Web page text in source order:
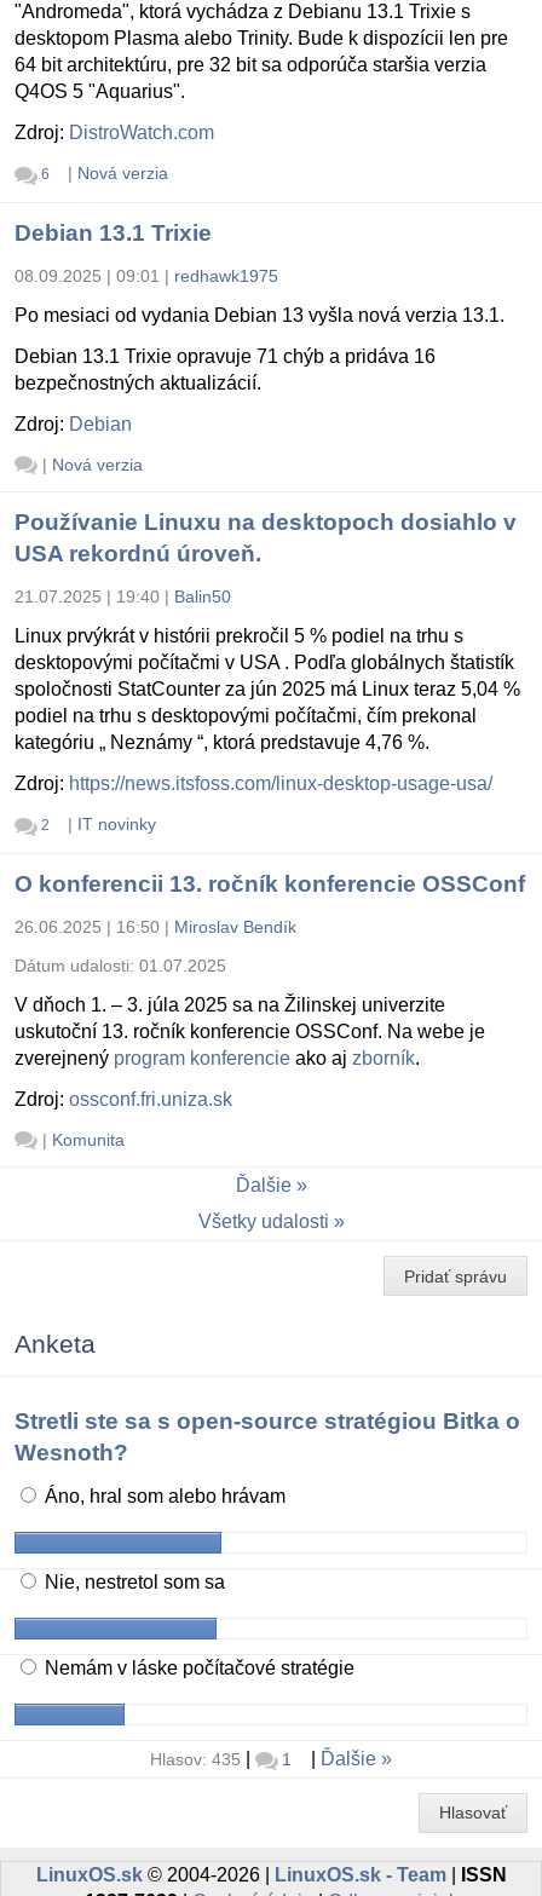
"Andromeda", ktorá vychádza z Debianu 13.1 Trixie s
desktopom Plasma alebo Trinity. Bude k dispozícii len pre
64 bit architektúru, pre 32 bit sa odporúča staršia verzia
Q4OS 5 "Aquarius".
Zdroj: DistroWatch.com
6 | Nová verzia
Debian 13.1 Trixie
08.09.2025 | 09:01 | redhawk1975
Po mesiaci od vydania Debian 13 vyšla nová verzia 13.1.
Debian 13.1 Trixie opravuje 71 chýb a pridáva 16
bezpečnostných aktualizácií.
Zdroj: Debian
| Nová verzia
Používanie Linuxu na desktopoch dosiahlo v
USA rekordnú úroveň.
21.07.2025 | 19:40 | Balin50
Linux prvýkrát v histórii prekročil 5 % podiel na trhu s
desktopovými počítačmi v USA . Podľa globálnych štatistík
spoločnosti StatCounter za jún 2025 má Linux teraz 5,04 %
podiel na trhu s desktopovými počítačmi, čím prekonal
kategóriu „ Neznámy “, ktorá predstavuje 4,76 %.
Zdroj: https://news.itsfoss.com/linux-desktop-usage-usa/
2 | IT novinky
O konferencii 13. ročník konferencie OSSConf
26.06.2025 | 16:50 | Miroslav Bendík
Dátum udalosti: 01.07.2025
V dňoch 1. – 3. júla 2025 sa na Žilinskej univerzite
uskutoční 13. ročník konferencie OSSConf. Na webe je
zverejnený program konferencie ako aj zborník.
Zdroj: ossconf.fri.uniza.sk
| Komunita
Ďalšie
Všetky udalosti
Pridať správu
Anketa
Stretli ste sa s open-source stratégiou Bitka o
Wesnoth?
Áno, hral som alebo hrávam
Nie, nestretol som sa
Nemám v láske počítačové stratégie
Hlasov: 435 1 Ďalšie
Hlasovať
LinuxOS.sk© 2004-2026 | LinuxOS.sk - Team|
ISSN